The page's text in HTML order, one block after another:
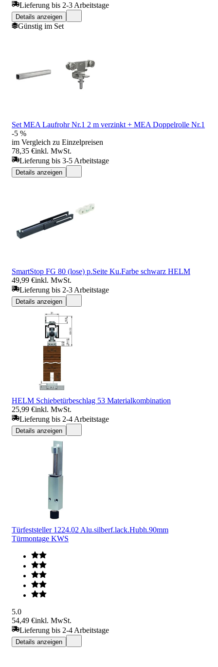
Lieferung bis 2-3 Arbeitstage
Details anzeigen
Günstig im Set
Set MEA Laufrohr Nr.1 2 m verzinkt + MEA Doppelrolle Nr.1
-5 %
im Vergleich zu Einzelpreisen
78,35 €inkl. MwSt.
Lieferung bis 3-5 Arbeitstage
Details anzeigen
SmartStop FG 80 (lose) p.Seite Ku.Farbe schwarz HELM
49,99 €inkl. MwSt.
Lieferung bis 2-3 Arbeitstage
Details anzeigen
HELM Schiebetürbeschlag 53 Materialkombination
25,99 €inkl. MwSt.
Lieferung bis 2-4 Arbeitstage
Details anzeigen
Türfeststeller 1224.02 Alu.silberf.lack.Hubh.90mm
Türmontage KWS
5.0
54,49 €inkl. MwSt.
Lieferung bis 2-4 Arbeitstage
Details anzeigen